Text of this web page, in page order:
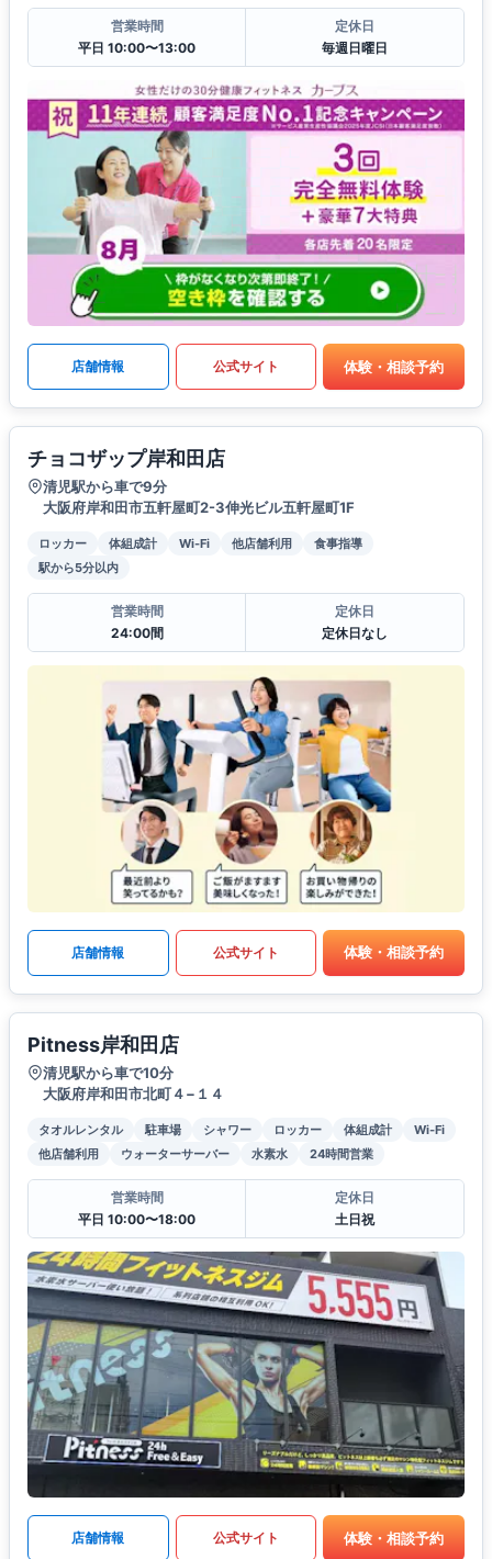
営業時間
平日 10:00〜13:00
定休日
毎週日曜日
店舗情報 公式サイト 体験・相談予約
チョコザップ岸和田店
清児駅から車で9分
大阪府岸和田市五軒屋町2-3伸光ビル五軒屋町1F
ロッカー 体組成計 Wi-Fi 他店舗利用
食事指導
駅から5分以内
営業時間
24:00間
定休日
定休日なし
店舗情報 公式サイト 体験・相談予約
Pitness岸和田店
清児駅から車で10分
大阪府岸和田市北町４−１４
タオルレンタル 駐車場 シャワー ロッカー 体組成計
Wi-Fi
他店舗利用
ウォーターサーバー 水素水 24時間営業
営業時間
平日 10:00〜18:00
定休日
土日祝
店舗情報 公式サイト 体験・相談予約